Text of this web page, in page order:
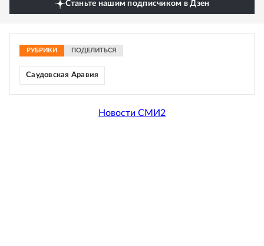
Станьте нашим подписчиком в Дзен
РУБРИКИ ПОДЕЛИТЬСЯ
Саудовская Аравия
Новости СМИ2